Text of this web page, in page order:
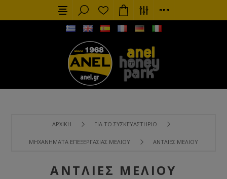
ΑΡΧΙΚΉ ΓΙΑ ΤΟ ΣΥΣΚΕΥΑΣΤΉΡΙΟ
ΜΗΧΑΝΉΜΑΤΑ ΕΠΕΞΕΡΓΑΣΊΑΣ ΜΕΛΙΟΎ ΑΝΤΛΊΕΣ ΜΕΛΙΟΎ
ΑΝΤΛΊΕΣ ΜΕΛΙΟΎ